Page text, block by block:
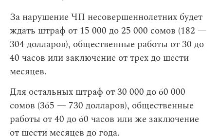
За нарушение ЧП несовершеннолетних будет
ждать штраф от 15 000 до 25 000 сомов (182 —
304 долларов), общественные работы от 30 до
40 часов или заключение от трех до шести
месяцев.
Для остальных штраф от 30 000 до 60 000
сомов (365 — 730 долларов), общественные
работы от 40 до 60 часов или же заключение
от шести месяцев до года.